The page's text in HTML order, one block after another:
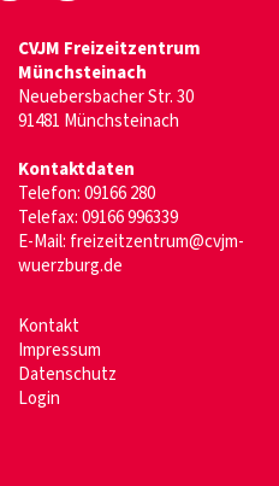
CVJM Freizeitzentrum
Münchsteinach
Neuebersbacher Str. 30
91481 Münchsteinach
Kontaktdaten
Telefon:09166 280
Telefax: 09166 996339
E-Mail: freizeitzentrum@cvjm-
wuerzburg.de
Kontakt
Impressum
Datenschutz
Login